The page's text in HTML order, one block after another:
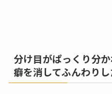
分け目がぱっくり分
癖を消してふんわり